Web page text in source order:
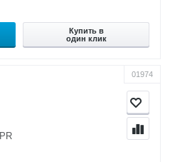
Купить в
один клик
01974